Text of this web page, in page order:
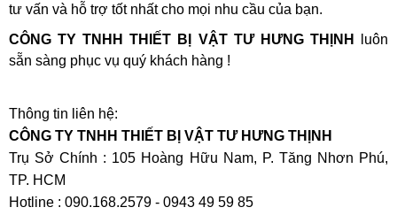
tư vấn và hỗ trợ tốt nhất cho mọi nhu cầu của bạn.
CÔNG TY TNHH THIẾT BỊ VẬT TƯ HƯNG THỊNH
luôn
sẵn sàng phục vụ quý khách hàng !
Thông tin liên hệ:
CÔNG TY TNHH THIẾT BỊ VẬT TƯ HƯNG THỊNH
Trụ Sở Chính : 105 Hoàng Hữu Nam, P. Tăng Nhơn Phú,
TP. HCM
Hotline : 090.168.2579 - 0943 49 59 85